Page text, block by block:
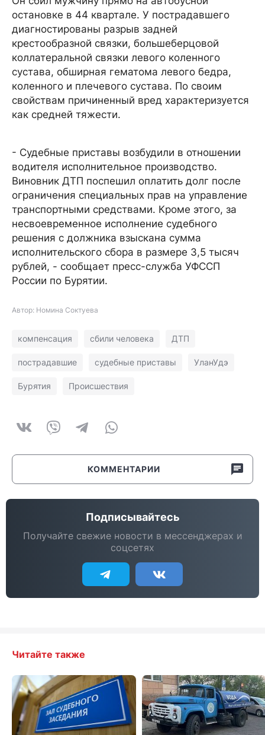
остановке в 44 квартале. У пострадавшего
диагностированы разрыв задней
крестообразной связки, большеберцовой
коллатеральной связки левого коленного
сустава, обширная гематома левого бедра,
коленного и плечевого сустава. По своим
свойствам причиненный вред характеризуется
как средней тяжести.
- Судебные приставы возбудили в отношении
водителя исполнительное производство.
Виновник ДТП поспешил оплатить долг после
ограничения специальных прав на управление
транспортными средствами. Кроме этого, за
несвоевременное исполнение судебного
решения с должника взыскана сумма
исполнительского сбора в размере 3,5 тысяч
рублей, - сообщает пресс-служба УФССП
России по Бурятии.
Автор: Номина Соктуева
компенсация сбили человека ДТП
пострадавшие судебные приставы УланУдэ
Бурятия Происшествия
КОММЕНТАРИИ
Подписывайтесь
Получайте свежие новости в мессенджерах и
соцсетях
Читайте также